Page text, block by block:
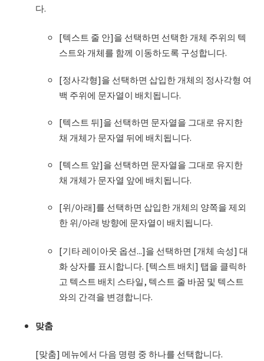
다.
[텍스트 줄 안]을 선택하면 선택한 개체 주위의 텍
스트와 개체를 함께 이동하도록 구성합니다.
[정사각형]을 선택하면 삽입한 개체의 정사각형 여
백 주위에 문자열이 배치됩니다.
[텍스트 뒤]을 선택하면 문자열을 그대로 유지한
채 개체가 문자열 뒤에 배치됩니다.
[텍스트 앞]을 선택하면 문자열을 그대로 유지한
채 개체가 문자열 앞에 배치됩니다.
[위/아래]를 선택하면 삽입한 개체의 양쪽을 제외
한 위/아래 방향에 문자열이 배치됩니다.
[기타 레이아웃 옵션...]을 선택하면 [개체 속성] 대
화 상자를 표시합니다. [텍스트 배치] 탭을 클릭하
고 텍스트 배치 스타일, 텍스트 줄 바꿈 및 텍스트
와의 간격을 변경합니다.
맞춤
[맞춤] 메뉴에서 다음 명령 중 하나를 선택합니다.